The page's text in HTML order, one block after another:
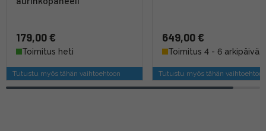
179,00 €
Toimitus heti
Tutustu myös tähän vaihtoehtoon
649,00 €
Toimitus 4 - 6 arkipäivää
Tutustu myös tähän